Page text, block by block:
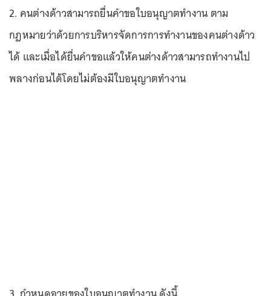
2. คนต่างด้าวสามารถยื่นคำขอใบอนุญาตทำงาน ตาม
กฎหมายว่าด้วยการบริหารจัดการการทำงานของคนต่างด้าว
ได้ และเมื่อได้ยื่นคำขอแล้วให้คนต่างด้าวสามารถทำงานไป
พลางก่อนได้โดยไม่ต้องมีใบอนุญาตทำงาน